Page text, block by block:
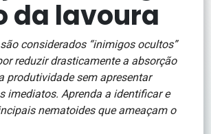
da lavoura
considerados “inimigos ocultos”
reduzir drasticamente a absorção
produtividade sem apresentar
imediatos. Aprenda a identificar e
nematoides que ameaçam o